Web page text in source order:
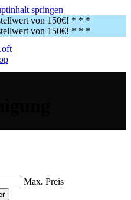
springen
von 150€! * * *
von 150€! * * *
Max. Preis